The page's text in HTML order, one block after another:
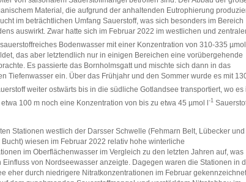
Material, die aufgrund der anhaltenden Eutrophierung
im beträchtlichen Umfang Sauerstoff, was sich besonders im Bereich
auswirkt. Zwar hatte sich im Februar 2022 im westlichen und
Bodenwasser mit einer Konzentration von 310-335
das aber letztendlich nur in einigen Bereichen eine vorübergehende
Es passierte das Bornholmsgatt und mischte sich dann in das
Tiefenwasser ein. Über das Frühjahr und den Sommer wurde es mit
weiter ostwärts bis in die südliche Gotlandsee transportiert, wo es
100 m noch eine Konzentration von bis zu etwa 45 µmol l-1
Stationen westlich der Darsser Schwelle (Fehmarn Belt, Lübecker und
wiesen im Februar 2022 relativ hohe winterliche
im Oberflächenwasser im Vergleich zu den letzten Jahren auf, was
Einfluss von Nordseewasser anzeigte. Dagegen waren die Stationen in
eher durch niedrigere Nitratkonzentrationen im Februar gekennzeichnet,